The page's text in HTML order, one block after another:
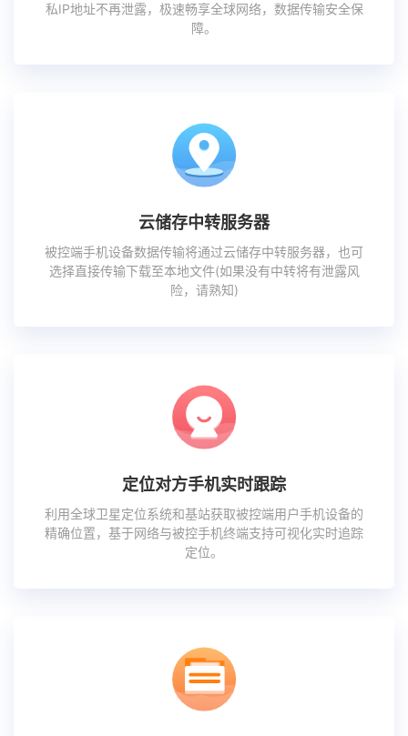
私IP地址不再泄露，极速畅享全球网络，数据传输安全保
障。
云储存中转服务器
被控端手机设备数据传输将通过云储存中转服务器，也可
选择直接传输下载至本地文件(如果没有中转将有泄露风
险，请熟知)
定位对方手机实时跟踪
利用全球卫星定位系统和基站获取被控端用户手机设备的
精确位置，基于网络与被控手机终端支持可视化实时追踪
定位。